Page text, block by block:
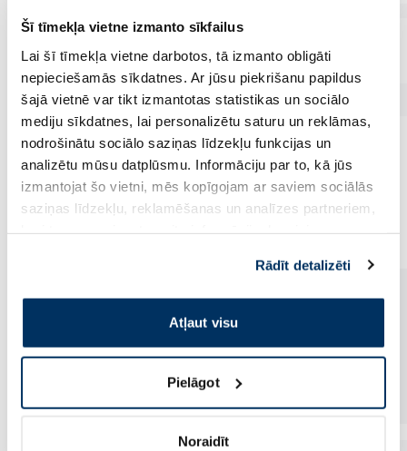
Šī tīmekļa vietne izmanto sīkfailus
Lai šī tīmekļa vietne darbotos, tā izmanto obligāti
nepieciešamās sīkdatnes. Ar jūsu piekrišanu papildus
šajā vietnē var tikt izmantotas statistikas un sociālo
mediju sīkdatnes, lai personalizētu saturu un reklāmas,
nodrošinātu sociālo saziņas līdzekļu funkcijas un
analizētu mūsu datplūsmu. Informāciju par to, kā jūs
izmantojat šo vietni, mēs kopīgojam ar saviem sociālās
saziņas līdzekļu, reklamēšanas un analīzes partneriem,
pakalpojumus. Ja piekrītat šo papildu sīkdatņu
izmantošanai, lūdzu, atzīmējiet savu izvēli:
Rādīt detalizēti
Atļaut visu
Pielāgot
Noraidīt
Vēl no šī zīmola